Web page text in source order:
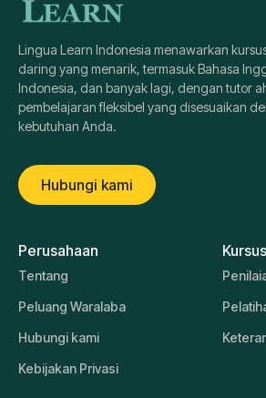
Lingua Learn Indonesia menawarkan
daring yang menarik, termasuk Bahasa
Indonesia, dan banyak lagi, dengan tutor
pembelajaran fleksibel yang disesuaikan
kebutuhan Anda.
Hubungi kami
Perusahaan
Tentang
Peluang Waralaba
Hubungi kami
Kebijakan Privasi